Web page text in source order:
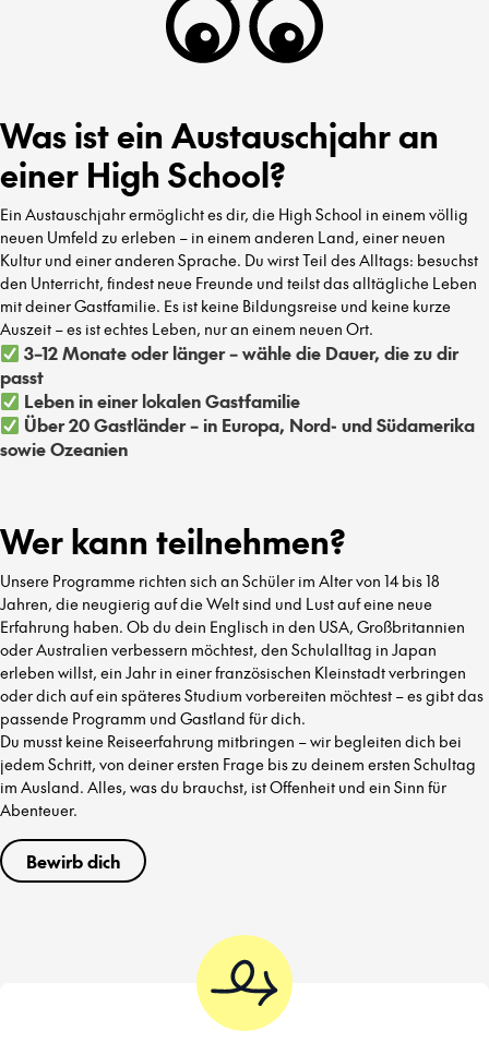
Was ist ein Austauschjahr an
einer High School?
Ein Austauschjahr ermöglicht es dir, die High School in einem völlig
neuen Umfeld zu erleben – in einem anderen Land, einer neuen
Kultur und einer anderen Sprache. Du wirst Teil des Alltags: besuchst
den Unterricht, findest neue Freunde und teilst das alltägliche Leben
mit deiner Gastfamilie. Es ist keine Bildungsreise und keine kurze
Auszeit – es ist echtes Leben, nur an einem neuen Ort.
3–12 Monate oder länger – wähle die Dauer, die zu dir
passt
Leben in einer lokalen Gastfamilie
Über 20 Gastländer – in Europa, Nord- und Südamerika
sowie Ozeanien
Wer kann teilnehmen?
Unsere Programme richten sich an Schüler im Alter von 14 bis 18
Jahren, die neugierig auf die Welt sind und Lust auf eine neue
Erfahrung haben. Ob du dein Englisch in den USA, Großbritannien
oder Australien verbessern möchtest, den Schulalltag in Japan
erleben willst, ein Jahr in einer französischen Kleinstadt verbringen
oder dich auf ein späteres Studium vorbereiten möchtest – es gibt das
passende Programm und Gastland für dich.
Du musst keine Reiseerfahrung mitbringen – wir begleiten dich bei
jedem Schritt, von deiner ersten Frage bis zu deinem ersten Schultag
im Ausland. Alles, was du brauchst, ist Offenheit und ein Sinn für
Abenteuer.
Bewirb dich